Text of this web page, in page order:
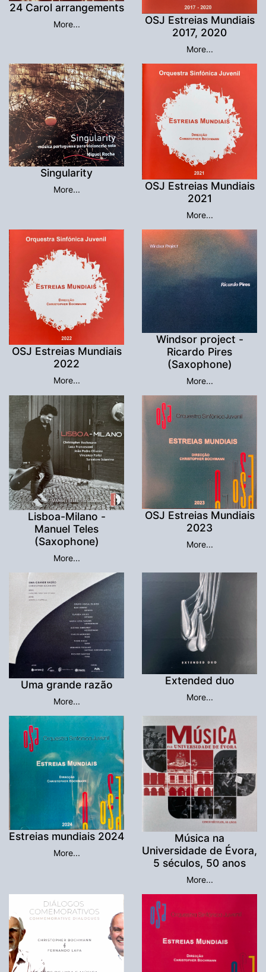
24 Carol arrangements
More...
OSJ Estreias Mundiais
2017, 2020
More...
Singularity
More...
OSJ Estreias Mundiais
2021
More...
OSJ Estreias Mundiais
2022
More...
Windsor project -
Ricardo Pires
(Saxophone)
More...
Lisboa-Milano -
Manuel Teles
(Saxophone)
More...
OSJ Estreias Mundiais
2023
More...
Uma grande razão
More...
Extended duo
More...
Estreias mundiais 2024
More...
Música na
Universidade de Évora,
5 séculos, 50 anos
More...